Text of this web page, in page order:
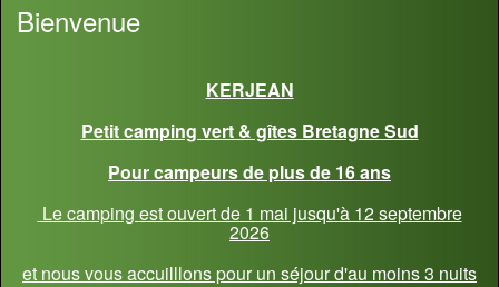
Bienvenue
KERJEAN
Petit camping vert & gîtes Bretagne Sud
Pour campeurs de plus de 16 ans
Le camping est ouvert de 1 mai jusqu'à 12 septembre
2026
et nous vous accuilllons pour un séjour d'au moins 3 nuits